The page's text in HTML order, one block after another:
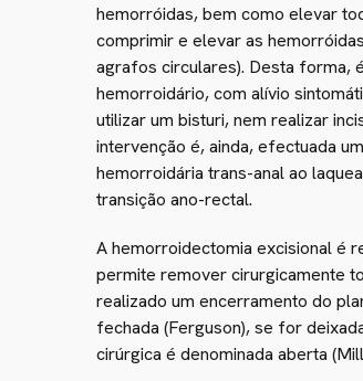
hemorróidas, bem como elevar
comprimir e elevar as
agrafos circulares). Desta forma,
hemorroidário, com alívio
utilizar um bisturi, nem realizar
intervenção é, ainda, efectuada
hemorroidária trans-anal ao
transição ano-rectal.
A hemorroidectomia excisional é
permite remover cirurgicamente
realizado um encerramento do
fechada (Ferguson), se for
cirúrgica é denominada aberta